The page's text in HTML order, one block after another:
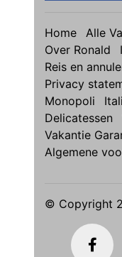
Home Alle
Over Ronald
Reis en
Privacy
Monopoli
Delicatessen
Vakantie
Algemene
© Copyright